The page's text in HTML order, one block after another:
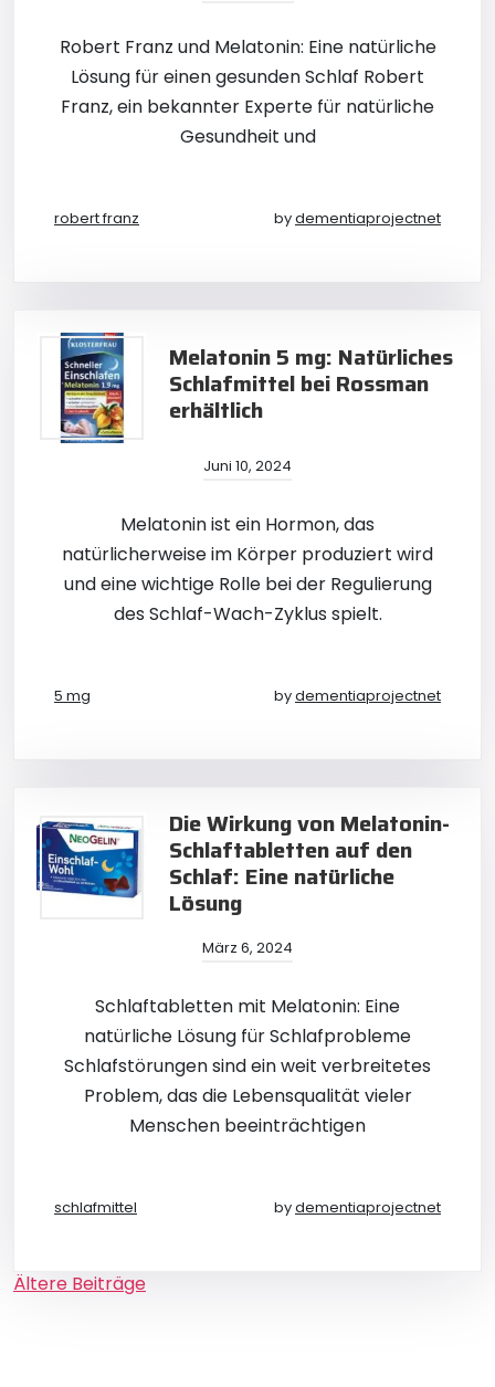
Robert Franz und Melatonin: Eine natürliche
Lösung für einen gesunden Schlaf Robert
Franz, ein bekannter Experte für natürliche
Gesundheit und
robert franz bydementiaprojectnet
Melatonin 5 mg: Natürliches
Schlafmittel bei Rossman
erhältlich
Juni 10, 2024
Melatonin ist ein Hormon, das
natürlicherweise im Körper produziert wird
und eine wichtige Rolle bei der Regulierung
des Schlaf-Wach-Zyklus spielt.
5 mg bydementiaprojectnet
Die Wirkung von Melatonin-
Schlaftabletten auf den
Schlaf: Eine natürliche
Lösung
März 6, 2024
Schlaftabletten mit Melatonin: Eine
natürliche Lösung für Schlafprobleme
Schlafstörungen sind ein weit verbreitetes
Problem, das die Lebensqualität vieler
Menschen beeinträchtigen
schlafmittel bydementiaprojectnet
Beitragsnavigation
Ältere Beiträge